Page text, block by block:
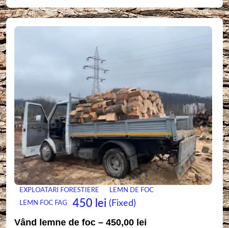
EXPLOATARI FORESTIERE
LEMN DE FOC
LEMN FOC FAG
450 lei (Fixed)
Vând lemne de foc – 450,00 lei